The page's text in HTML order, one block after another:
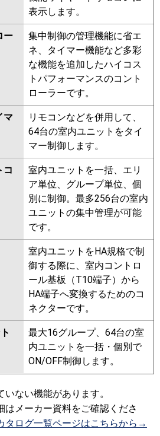
表示します。
ー
集中制御の管理機能に省エ
ネ、タイマー機能など多彩
な機能を追加したハイコス
トパフォーマンスのコント
ローラーです。
マ
リモコンなどを併用して、
64台の室内ユニットをタイ
マー制御します。
コ
室内ユニットを一括、エリ
ア単位、グループ単位、個
別に制御。最多256台の室内
ユニットの集中管理が可能
です。
室内ユニットをHA規格で制
御する際に、室内コントロ
ール基板（T10端子）から
HA端子へ変換するためのコ
ネクターです。
最大16グループ、64台の室
内ユニットを一括・個別で
ON/OFF制御します。
ない機能があります。
はメーカー資料をご確認くださ
タログ一覧ページはこちらから→